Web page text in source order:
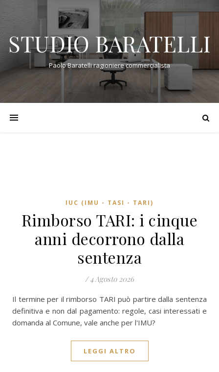
STUDIO BARATELLI
Paolo Baratelli ragioniere commercialista
IUC (IMU - TASI - TARI)
Rimborso TARI: i cinque
anni decorrono dalla
sentenza
/ 4 Agosto 2026
Il termine per il rimborso TARI può partire dalla sentenza
definitiva e non dal pagamento: regole, casi interessati e
domanda al Comune, vale anche per l'IMU?
LEGGI ALTRO